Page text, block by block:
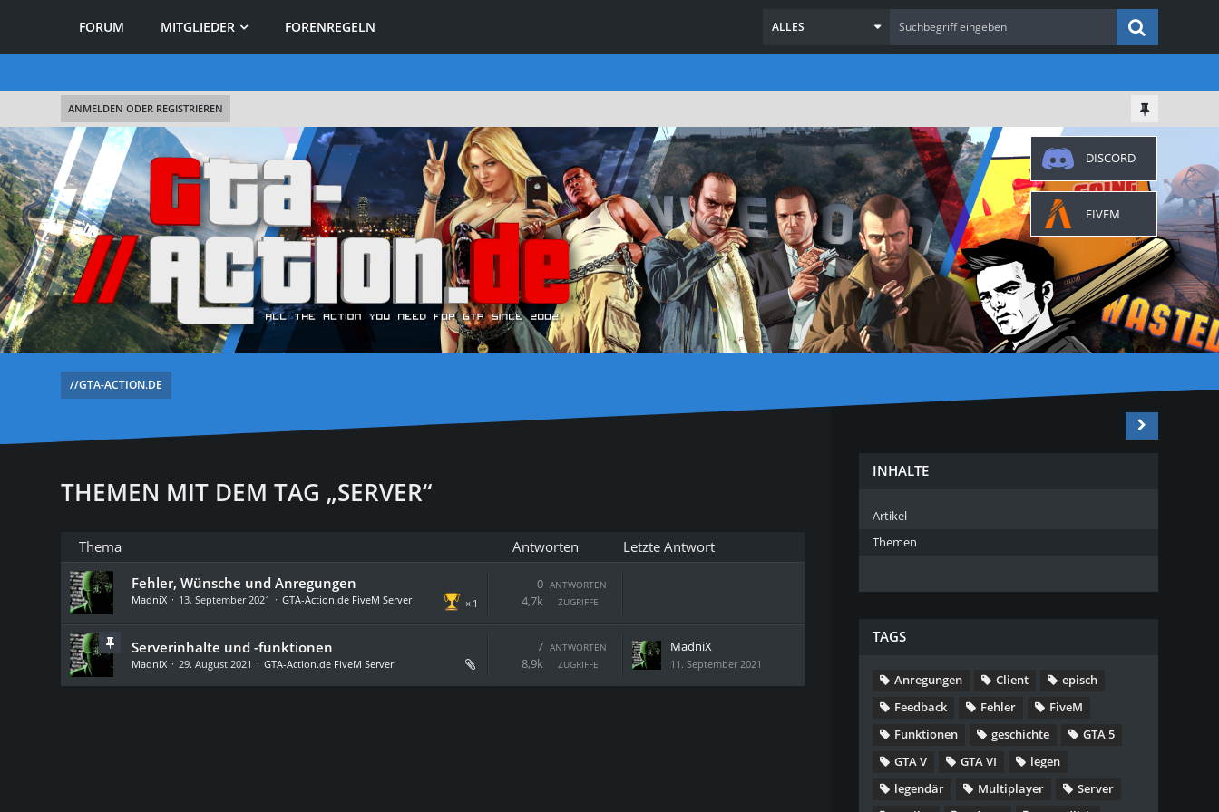
FORUM MITGLIEDER FORENREGELN ALLES
ANMELDEN ODER REGISTRIEREN
//GTA-ACTION.DE
THEMEN MIT DEM TAG „SERVER“
Thema Antworten
Letzte Antwort
Fehler, Wünsche und Anregungen
1
MadniX 13. September 2021 GTA-Action.de FiveM Server
ANTWORTEN
0
ZUGRIFFE
4,7k
Serverinhalte und -funktionen
MadniX 29. August 2021 GTA-Action.de FiveM Server
ANTWORTEN
7
ZUGRIFFE
8,9k
MadniX
11. September 2021
INHALTE
Artikel
Themen
TAGS
Anregungen Client
episch
Feedback
Fehler
FiveM
Funktionen
geschichte
GTA 5
GTA V
GTA VI
legen
legendär
Multiplayer
Server